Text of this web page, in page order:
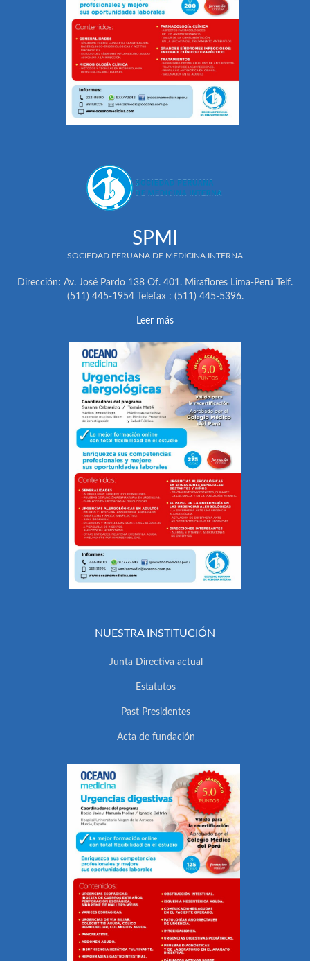
SPMI
SOCIEDAD PERUANA DE MEDICINA INTERNA
Dirección: Av. José Pardo 138 Of. 401. Miraflores Lima-Perú Telf.
(511) 445-1954 Telefax : (511) 445-5396.
Leer más
NUESTRA INSTITUCIÓN
Junta Directiva actual
Estatutos
Past Presidentes
Acta de fundación